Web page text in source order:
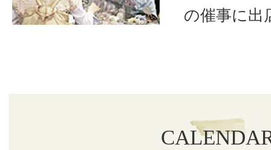
の催事に出